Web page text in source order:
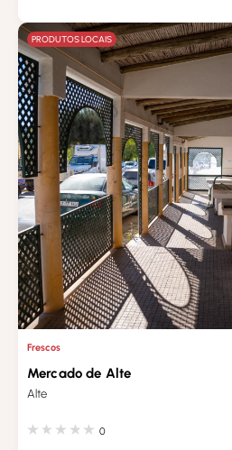
PRODUTOS LOCAIS
Frescos
Mercado de Alte
Alte
0